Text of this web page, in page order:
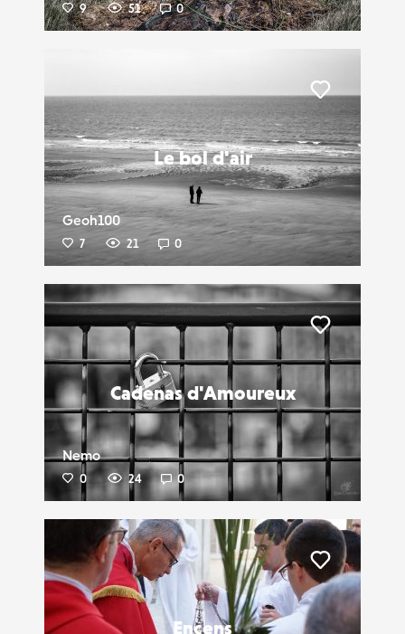
9 51 0
Le bol d'air
Geoh100
7 21 0
Liker
Cadenas d'Amoureux
Nemo
0 24 0
Liker
Encens
Liker